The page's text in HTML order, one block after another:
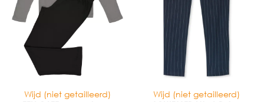
Wijd (niet getailleerd)
Wijd (niet getailleerd)